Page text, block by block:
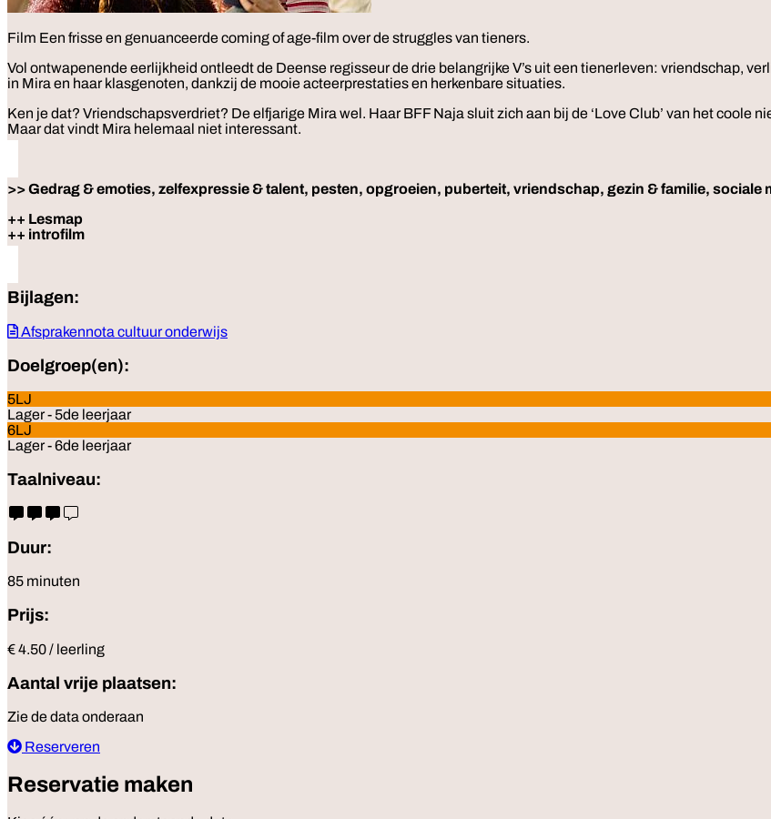
Film Een frisse en genuanceerde coming of age-film over de struggles van tieners.
Vol ontwapenende eerlijkheid ontleedt de Deense regisseur de drie belangrijke V’s uit een tienerleven: vriendschap,
in Mira en haar klasgenoten, dankzij de mooie acteerprestaties en herkenbare situaties.
Ken je dat? Vriendschapsverdriet? De elfjarige Mira wel. Haar BFF Naja sluit zich aan bij de ‘Love Club’ van het coole
Maar dat vindt Mira helemaal niet interessant.
>> Gedrag & emoties, zelfexpressie & talent, pesten, opgroeien, puberteit, vriendschap, gezin & familie, sociale
++ Lesmap
++ introfilm
Bijlagen:
Afsprakennota cultuur onderwijs
Doelgroep(en):
5LJ
Lager - 5de leerjaar
6LJ
Lager - 6de leerjaar
Taalniveau:
Duur:
85 minuten
Prijs:
€ 4.50 / leerling
Aantal vrije plaatsen:
Zie de data onderaan
Reserveren
Reservatie maken